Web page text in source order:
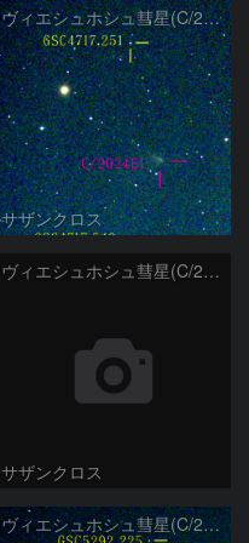
ヴィエシュホシュ彗星(C/2024E1) 3月14日Seestar50
サザンクロス
ヴィエシュホシュ彗星(C/2024E1) 3月‎5日Seestar50
サザンクロス
ヴィエシュホシュ彗星(C/2024E1) 3月‎1日Seestar50